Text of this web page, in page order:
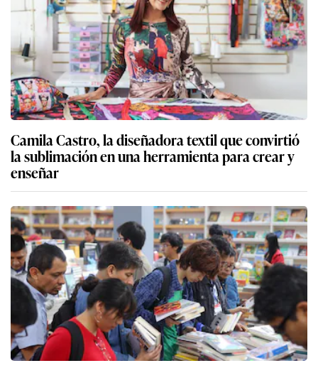
Camila Castro, la diseñadora textil que convirtió
la sublimación en una herramienta para crear y
enseñar